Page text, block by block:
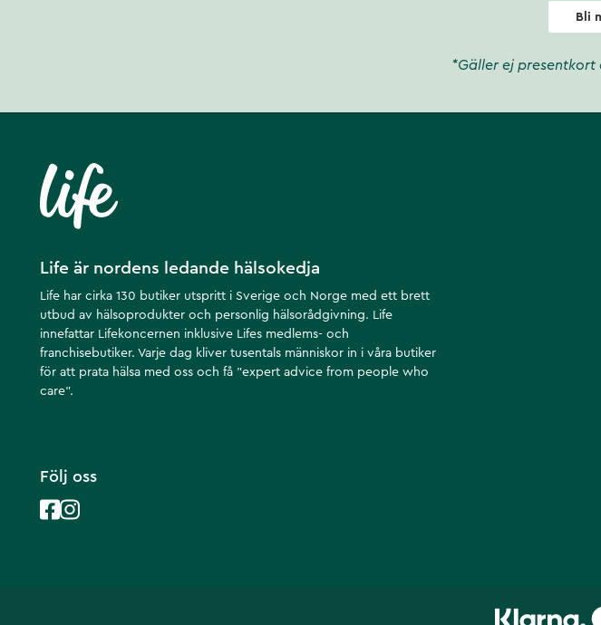
Bli
*Gäller ej
Life är nordens ledande hälsokedja
Life har cirka 130 butiker utspritt i Sverige och Norge med ett brett
utbud av hälsoprodukter och personlig hälsorådgivning. Life
innefattar Lifekoncernen inklusive Lifes medlems- och
franchisebutiker. Varje dag kliver tusentals människor in i våra butiker
för att prata hälsa med oss och få ”expert advice from people who
care”.
Följ oss